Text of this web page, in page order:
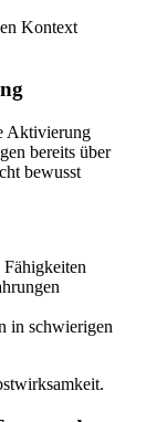
Kontext
Aktivierung
bereits über
bewusst
in schwierigen